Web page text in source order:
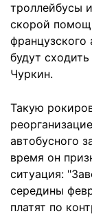
троллейбусы
скорой
французского
будут
Чуркин.
Такую
автобусного
время он
ситуация:
середины
платят по